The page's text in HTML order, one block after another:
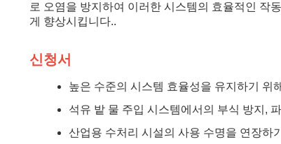
로 오염을 방지하여 이러한 시스템의 효율적인 작
게 향상시킵니다..
신청서
높은 수준의 시스템 효율성을 유지하기 위
석유 밭 물 주입 시스템에서의 부식 방지,
산업용 수처리 시설의 사용 수명을 연장하